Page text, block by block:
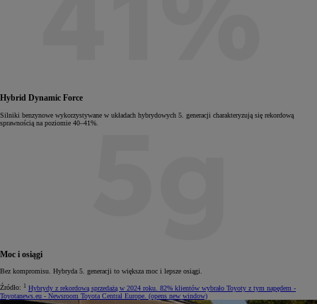
Hybrid Dynamic Force
Silniki benzynowe wykorzystywane w układach hybrydowych 5. generacji charakteryzują się rekordową
sprawnością na poziomie 40–41%.
Moc i osiągi
Bez kompromisu. Hybryda 5. generacji to większa moc i lepsze osiągi.
Źródło: 1 Hybrydy z rekordową sprzedażą w 2024 roku. 82% klientów wybrało Toyoty z tym napędem -
Toyotanews.eu - Newsroom Toyota Central Europe. (opens new window)